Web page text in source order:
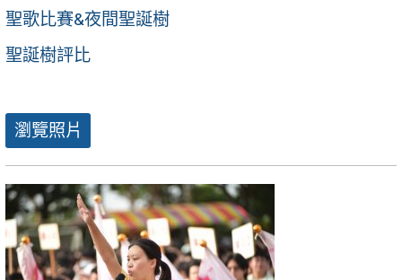
聖歌比賽&夜間聖誕樹
聖誕樹評比
瀏覽照片